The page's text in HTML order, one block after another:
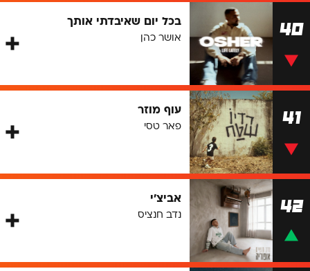
40 בכל יום שאיבדתי אותך
אושר כהן
41 עוף מוזר
פאר טסי
42 אביצ'י
נדב חנציס